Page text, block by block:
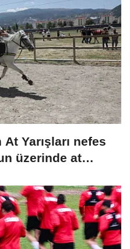
Yarışları nefes
üzerinde at